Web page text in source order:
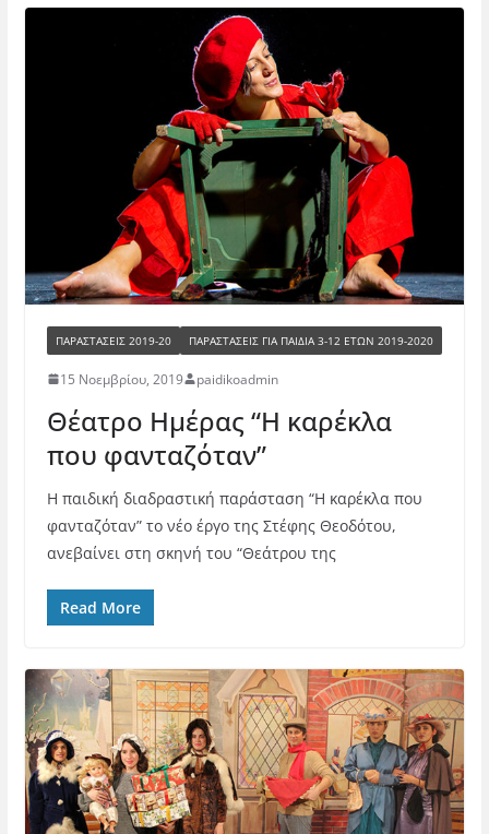
ΠΑΡΑΣΤΑΣΕΙΣ 2019-20 ΠΑΡΑΣΤΆΣΕΙΣ ΓΙΑ ΠΑΙΔΙΆ 3-12 ΕΤΏΝ 2019-2020
15 Νοεμβρίου, 2019 paidikoadmin
Θέατρο Ημέρας “Η καρέκλα
που φανταζόταν”
Η παιδική διαδραστική παράσταση “Η καρέκλα που
φανταζόταν” το νέο έργο της Στέφης Θεοδότου,
ανεβαίνει στη σκηνή του “Θεάτρου της
Read More